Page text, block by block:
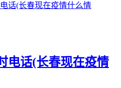
电话(长春现在疫情